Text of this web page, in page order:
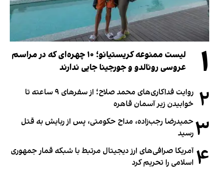
۱
لیست ممنوعه کریستیانو؛ ۱۰ چهره‌ای که در مراسم
عروسی رونالدو و جورجینا جایی ندارند
۲
روایت فداکاری‌های محمد صلاح؛ از سفرهای ۹ ساعته تا
خوابیدن زیر آسمان قاهره
۳ حمیدرضا رجب‌زاده، مداح حکومتی، پس از ربایش به قتل
رسید
۴ آمریکا صرافی‌های ارز دیجیتال مرتبط با شبکه قمار جمهوری
اسلامی را تحریم کرد